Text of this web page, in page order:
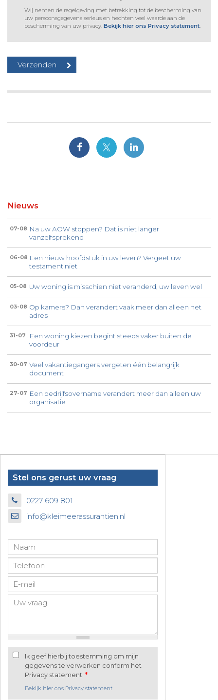
Wij nemen de regelgeving met betrekking tot de bescherming van
uw persoonsgegevens serieus en hechten veel waarde aan de
bescherming van uw privacy. Bekijk hier ons Privacy statement.
Nieuws
07-08 Na uw AOW stoppen? Dat is niet langer
vanzelfsprekend
06-08 Een nieuw hoofdstuk in uw leven? Vergeet uw
testament niet
05-08 Uw woning is misschien niet veranderd, uw leven wel
03-08 Op kamers? Dan verandert vaak meer dan alleen het
adres
31-07
Een woning kiezen begint steeds vaker buiten de
voordeur
30-07 Veel vakantiegangers vergeten één belangrijk
document
27-07 Een bedrijfsovername verandert meer dan alleen uw
organisatie
Stel ons gerust uw vraag
0227 609 801
info@kleimeerassurantien.nl
Ik geef hierbij toestemming om mijn
gegevens te verwerken conform het
Privacy statement. *
Bekijk hier ons Privacy statement